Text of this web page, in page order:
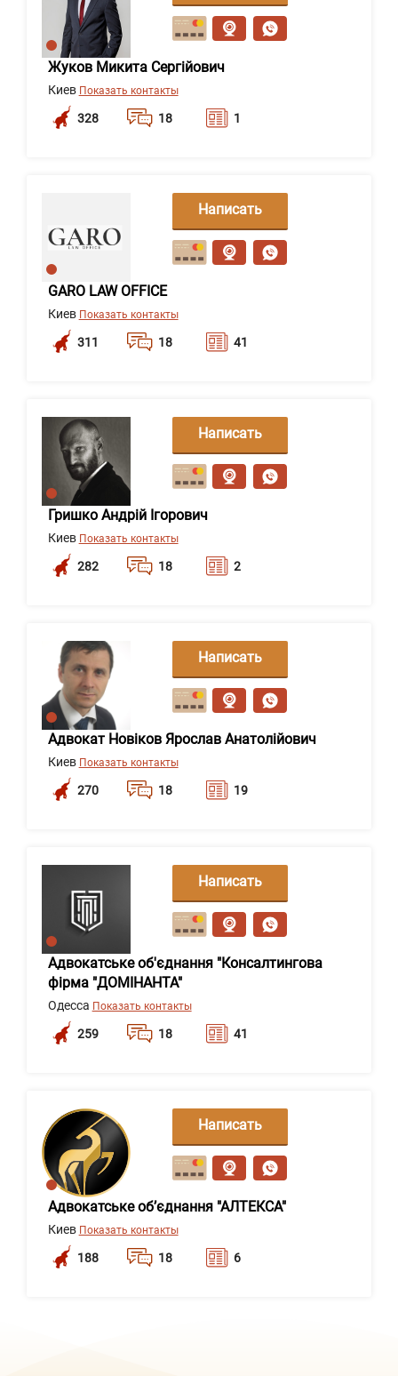
Жуков Микита Сергійович
Киев Показать контакты
328 18 1
сообщение
GARO LAW OFFICE
Киев Показать контакты
311 18 41
Написать
сообщение
Гришко Андрій Ігорович
Киев Показать контакты
282 18 2
Написать
сообщение
Адвокат Новіков Ярослав Анатолійович
Киев Показать контакты
270 18 19
Написать
сообщение
Адвокатське об'єднання "Консалтингова
фірма "ДОМІНАНТА"
Одесса Показать контакты
259 18 41
Написать
сообщение
Адвокатське об’єднання "АЛТЕКСА"
Киев Показать контакты
188 18 6
Написать
сообщение